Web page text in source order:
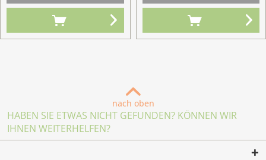
nach oben
HABEN SIE ETWAS NICHT GEFUNDEN? KÖNNEN WIR
IHNEN WEITERHELFEN?